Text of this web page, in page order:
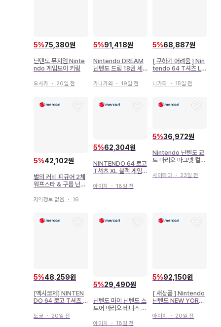
5%75,380원
닌텐도 뮤지엄 Ninte
ndo 게임보이 키링
오사카 ・ 20일 전
5%91,418원
Nintendo DREAM
닌텐도 드림 18권 세
가나가와・ 19일 전
5%68,887원
[ 구하기 어려움 ] Nin
tendo 64 T셔츠 L
이트 닌텐도
니가타 ・ 15일 전
5%42,102원
별의 커비 피규어 2체
워프스타 & 구름 닌텐
지역정보 없음 ・ 16일 전
5%62,304원
NINTENDO 64 로고
T셔츠 XL 블랙 게임
아이치 ・ 18일 전
5%36,972원
Nintendo 닌텐도 쿄
토 마리오 마그넷 컬렉
사이타마 ・ 23일 전
5%48,259원
[멕시코제] NINTEN
DO 64 로고 T셔츠 L
도쿄 ・ 20일 전
5%29,490원
닌텐도 마이 닌텐도 스
토어 마리오 테니스 6
이틀 패키지 키링
아이치 ・ 18일 전
5%92,150원
[ 새상품 ] Nintendo
닌텐도 NEW YORK
L
아이치 ・ 20일 전